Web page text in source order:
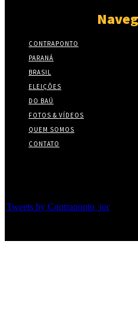
CONTRAPONTO
PARANÁ
BRASIL
ELEIÇÕES
DO BAÚ
FOTOS & VÍDEOS
QUEM SOMOS
CONTATO
Tweets by Contraponto_jor